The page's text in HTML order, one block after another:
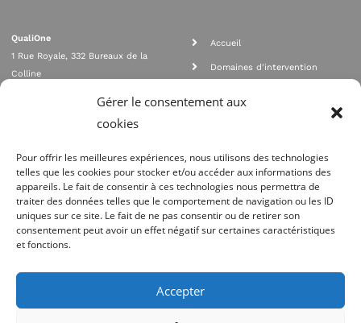
Gérer le consentement aux
cookies
Pour offrir les meilleures expériences, nous utilisons des technologies
telles que les cookies pour stocker et/ou accéder aux informations des
appareils. Le fait de consentir à ces technologies nous permettra de
traiter des données telles que le comportement de navigation ou les ID
uniques sur ce site. Le fait de ne pas consentir ou de retirer son
consentement peut avoir un effet négatif sur certaines caractéristiques
et fonctions.
Accepter
QualiOne
1 Rue Royale, 332 Bureaux de la
Colline
contact@qualione.com
Accueil
Domaines d'intervention
Agrément Orias n°08 040 890, conformité PCI_DSS, respect directives ACP